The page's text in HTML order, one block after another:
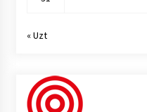
« Uzt